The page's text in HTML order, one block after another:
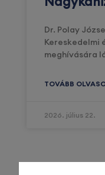
Dr. Polay
Kereskedelmi
meghívására
TOVÁBB
2026. július 22.